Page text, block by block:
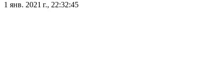
1 янв. 2021 г., 22:32:45